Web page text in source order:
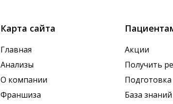
Карта сайта
Главная
Анализы
О компании
Франшиза
Акции
Получить
База знаний